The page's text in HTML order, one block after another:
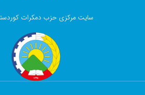
سایت مرکزی حزب دمکرات